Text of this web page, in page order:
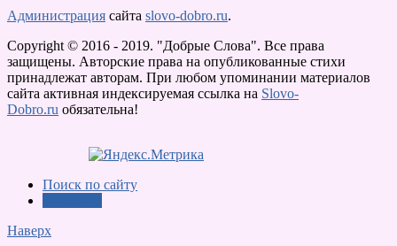
Администрация сайта slovo-dobro.ru.
Copyright © 2016 - 2019. "Добрые Слова". Все права
защищены. Авторские права на опубликованные стихи
принадлежат авторам. При любом упоминании материалов
сайта активная индексируемая ссылка на Slovo-
Dobro.ru обязательна!
Поиск по сайту
Наверх